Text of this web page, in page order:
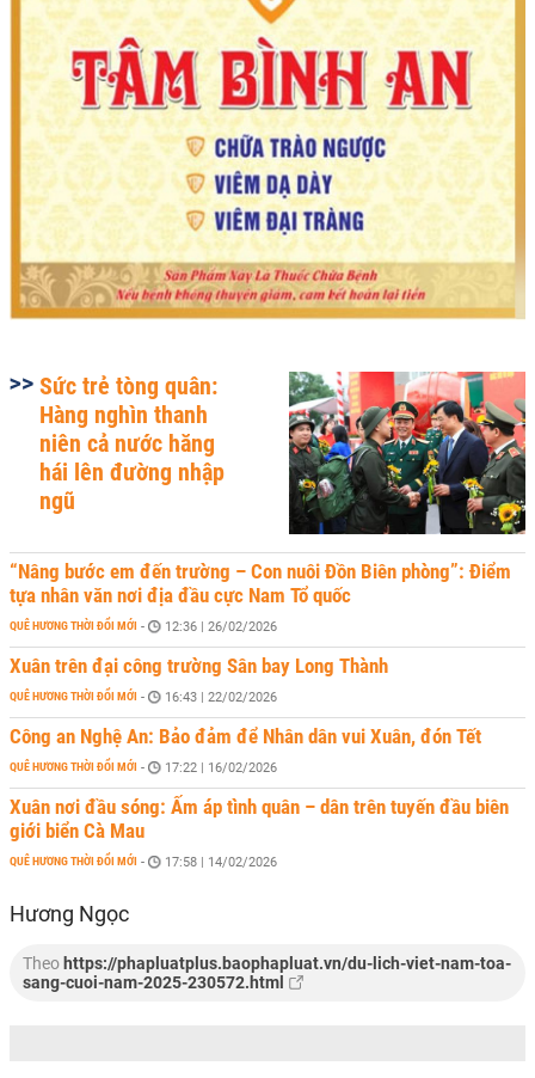
Sức trẻ tòng quân:
Hàng nghìn thanh
niên cả nước hăng
hái lên đường nhập
ngũ
“Nâng bước em đến trường – Con nuôi Đồn Biên phòng”: Điểm
tựa nhân văn nơi địa đầu cực Nam Tổ quốc
QUÊ HƯƠNG THỜI ĐỔI MỚI - 12:36 | 26/02/2026
Xuân trên đại công trường Sân bay Long Thành
QUÊ HƯƠNG THỜI ĐỔI MỚI - 16:43 | 22/02/2026
Công an Nghệ An: Bảo đảm để Nhân dân vui Xuân, đón Tết
QUÊ HƯƠNG THỜI ĐỔI MỚI - 17:22 | 16/02/2026
Xuân nơi đầu sóng: Ấm áp tình quân – dân trên tuyến đầu biên
giới biển Cà Mau
QUÊ HƯƠNG THỜI ĐỔI MỚI - 17:58 | 14/02/2026
Hương Ngọc
Theo https://phapluatplus.baophapluat.vn/du-lich-viet-nam-toa-
sang-cuoi-nam-2025-230572.html